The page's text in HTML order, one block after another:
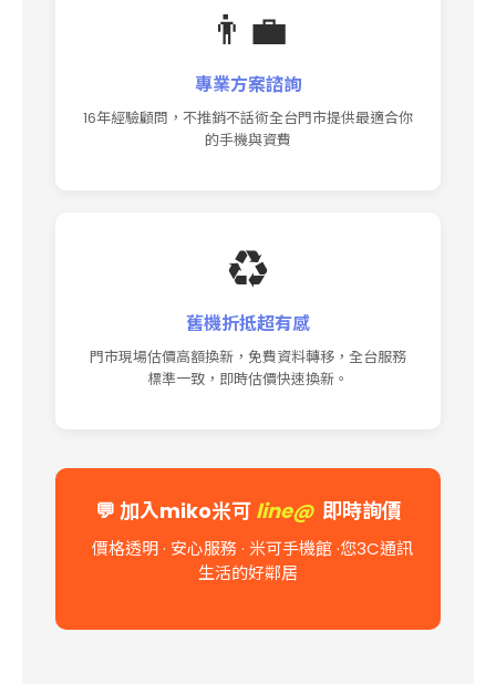
👨‍💼
專業方案諮詢
16年經驗顧問，不推銷不話術全台門市提供最適合你
的手機與資費
♻️
舊機折抵超有感
門市現場估價高額換新，免費資料轉移，全台服務
標準一致，即時估價快速換新。
💬 加入miko米可 line@ 即時詢價
價格透明 · 安心服務 · 米可手機館·您3C通訊
生活的好鄰居